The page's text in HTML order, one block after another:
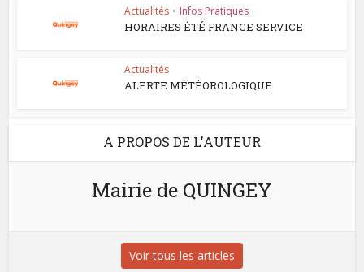
Actualités • Infos Pratiques
HORAIRES ÉTÉ FRANCE SERVICE
Actualités
ALERTE MÉTÉOROLOGIQUE
A PROPOS DE L'AUTEUR
Mairie de QUINGEY
Voir tous les articles